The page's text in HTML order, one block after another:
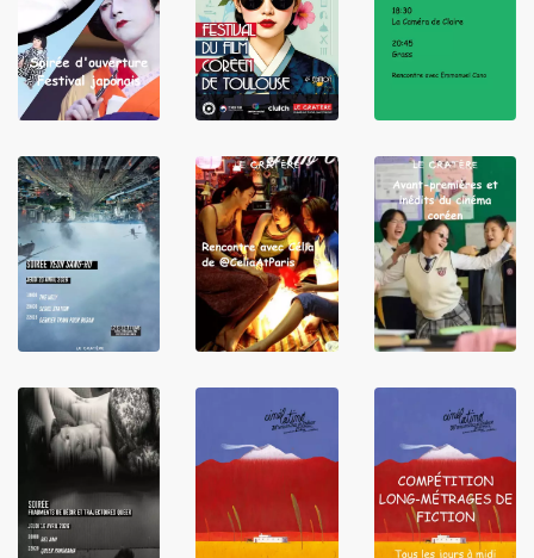
LIRE LIRE
LIRE
LIRE
LIRE